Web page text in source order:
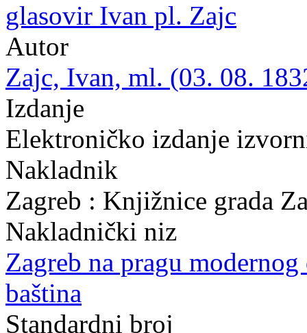
glasovir Ivan pl. Zajc
Autor
Zajc, Ivan, ml. (03. 08.
Izdanje
Elektroničko izdanje
Nakladnik
Zagreb : Knjižnice grada
Nakladnički niz
Zagreb na pragu modernog
baština
Standardni broj